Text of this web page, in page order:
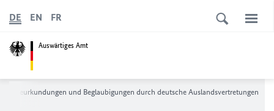
Auswärtiges Amt
DE EN FR
Beurkundungen und Beglaubigungen durch deutsche Auslandsvertretungen